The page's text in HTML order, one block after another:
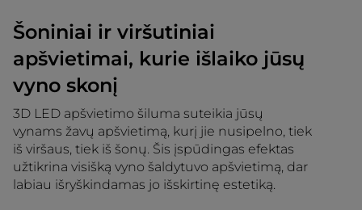
Šoniniai ir viršutiniai
apšvietimai, kurie išlaiko jūsų
vyno skonį
3D LED apšvietimo šiluma suteikia jūsų
vynams žavų apšvietimą, kurį jie nusipelno, tiek
iš viršaus, tiek iš šonų. Šis įspūdingas efektas
užtikrina visišką vyno šaldytuvo apšvietimą, dar
labiau išryškindamas jo išskirtinę estetiką.